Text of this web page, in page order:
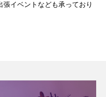
イベントなども承っており